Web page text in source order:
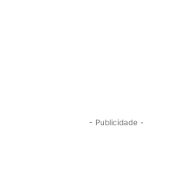
- Publicidade -